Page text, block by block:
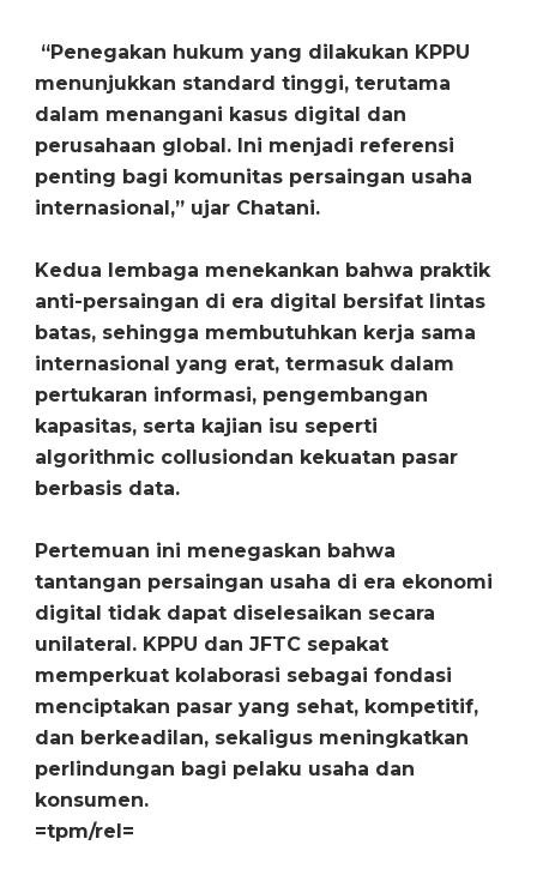
“Penegakan hukum yang dilakukan KPPU
menunjukkan standard tinggi, terutama
dalam menangani kasus digital dan
perusahaan global. Ini menjadi referensi
penting bagi komunitas persaingan usaha
internasional,” ujar Chatani.
Kedua lembaga menekankan bahwa praktik
anti-persaingan di era digital bersifat lintas
batas, sehingga membutuhkan kerja sama
internasional yang erat, termasuk dalam
pertukaran informasi, pengembangan
kapasitas, serta kajian isu seperti
algorithmic collusiondan kekuatan pasar
berbasis data.
Pertemuan ini menegaskan bahwa
tantangan persaingan usaha di era ekonomi
digital tidak dapat diselesaikan secara
unilateral. KPPU dan JFTC sepakat
memperkuat kolaborasi sebagai fondasi
menciptakan pasar yang sehat, kompetitif,
dan berkeadilan, sekaligus meningkatkan
perlindungan bagi pelaku usaha dan
konsumen.
=tpm/rel=